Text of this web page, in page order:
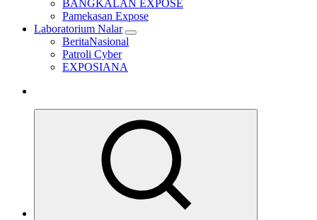
BANGKALAN EXPOSE
Pamekasan Expose
Laboratorium Nalar
BeritaNasional
Patroli Cyber
EXPOSIANA